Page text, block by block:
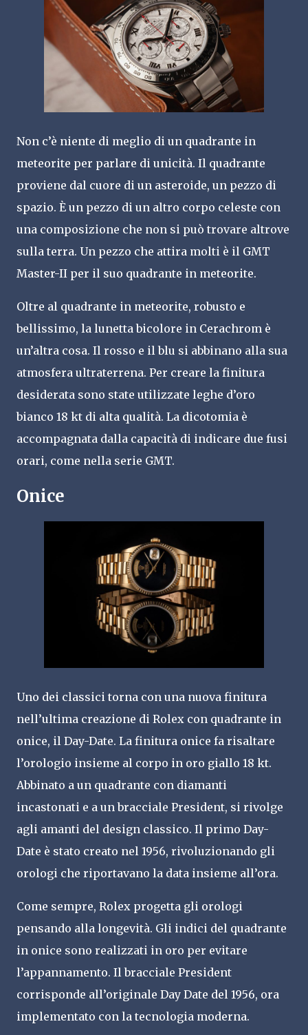
Non c’è niente di meglio di un quadrante in
meteorite per parlare di unicità. Il quadrante
proviene dal cuore di un asteroide, un pezzo di
spazio. È un pezzo di un altro corpo celeste con
una composizione che non si può trovare altrove
sulla terra. Un pezzo che attira molti è il GMT
Master-II per il suo quadrante in meteorite.
Oltre al quadrante in meteorite, robusto e
bellissimo, la lunetta bicolore in Cerachrom è
un’altra cosa. Il rosso e il blu si abbinano alla sua
atmosfera ultraterrena. Per creare la finitura
desiderata sono state utilizzate leghe d’oro
bianco 18 kt di alta qualità. La dicotomia è
accompagnata dalla capacità di indicare due fusi
orari, come nella serie GMT.
Onice
Uno dei classici torna con una nuova finitura
nell’ultima creazione di Rolex con quadrante in
onice, il Day-Date. La finitura onice fa risaltare
l’orologio insieme al corpo in oro giallo 18 kt.
Abbinato a un quadrante con diamanti
incastonati e a un bracciale President, si rivolge
agli amanti del design classico. Il primo Day-
Date è stato creato nel 1956, rivoluzionando gli
orologi che riportavano la data insieme all’ora.
Come sempre, Rolex progetta gli orologi
pensando alla longevità. Gli indici del quadrante
in onice sono realizzati in oro per evitare
l’appannamento. Il bracciale President
corrisponde all’originale Day Date del 1956, ora
implementato con la tecnologia moderna.